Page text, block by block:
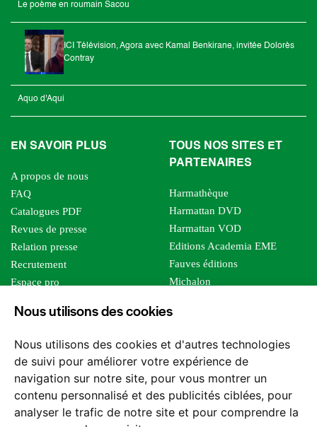
Nous utilisons des cookies
Nous utilisons des cookies et d'autres technologies
de suivi pour améliorer votre expérience de
navigation sur notre site, pour vous montrer un
contenu personnalisé et des publicités ciblées, pour
analyser le trafic de notre site et pour comprendre la
Le poème en roumain Sacou
ICI Télévision, Agora avec Kamal Benkirane, invitée Dolorès
Contray
Aquo d'Aqui
EN SAVOIR PLUS
A propos de nous
FAQ
Catalogues PDF
Revues de presse
Relation presse
Recrutement
Espace pro
Foreign rights
TOUS NOS SITES ET
PARTENAIRES
Harmathèque
Harmattan DVD
Harmattan VOD
Editions Academia EME
Fauves éditions
Michalon
Editions Sutton
Les impliqués
Tous les éditeurs
Nos structures